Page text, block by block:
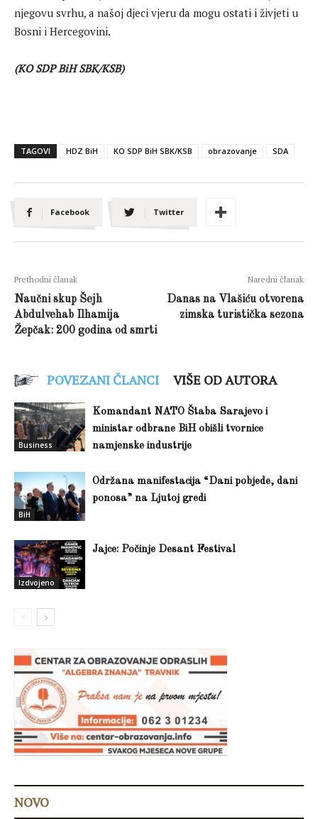
njegovu svrhu, a našoj djeci vjeru da mogu ostati i živjeti u
Bosni i Hercegovini.
(KO SDP BiH SBK/KSB)
TAGOVI HDZ BiH KO SDP BiH SBK/KSB obrazovanje SDA
Facebook Twitter
Prethodni članak
Naučni skup Šejh
Abdulvehab Ilhamija
Žepčak: 200 godina od smrti
Naredni članak
Danas na Vlašiću otvorena
zimska turistička sezona
POVEZANI ČLANCI VIŠE OD AUTORA
Business
Komandant NATO Štaba Sarajevo i
ministar odbrane BiH obišli tvornice
namjenske industrije
BiH
Održana manifestacija “Dani pobjede, dani
ponosa” na Ljutoj gredi
Izdvojeno
Jajce: Počinje Desant Festival
NOVO